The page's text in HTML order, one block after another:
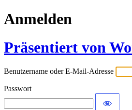
Anmelden
Präsentiert von
Benutzername oder E-Mail-Adresse
Passwort